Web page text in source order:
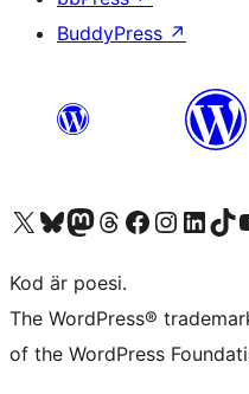
BuddyPress ↗
Besök vår X-konto (f.d. Twitter)
Besök vårt Bluesky-konto
Besök vårt Mastodon-konto
Besök vårt Thread-konto
Besök vår Facebook-sidaBesök vårt Instagram-konto
Besök vårt LinkedIn-
Besök vårt
Kod är poesi.
The WordPress®
of the WordPress